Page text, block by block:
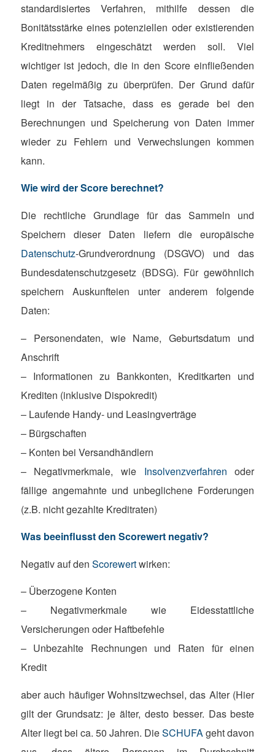
standardisiertes Verfahren, mithilfe dessen die
Bonitätsstärke eines potenziellen oder existierenden
Kreditnehmers eingeschätzt werden soll. Viel
wichtiger ist jedoch, die in den Score einfließenden
Daten regelmäßig zu überprüfen. Der Grund dafür
liegt in der Tatsache, dass es gerade bei den
Berechnungen und Speicherung von Daten immer
wieder zu Fehlern und Verwechslungen kommen
kann.
Wie wird der Score berechnet?
Die rechtliche Grundlage für das Sammeln und
Speichern dieser Daten liefern die europäische
Datenschutz-Grundverordnung (DSGVO) und das
Bundesdatenschutzgesetz (BDSG). Für gewöhnlich
speichern Auskunfteien unter anderem folgende
Daten:
– Personendaten, wie Name, Geburtsdatum und
Anschrift
– Informationen zu Bankkonten, Kreditkarten und
Krediten (inklusive Dispokredit)
– Laufende Handy- und Leasingverträge
– Bürgschaften
– Konten bei Versandhändlern
– Negativmerkmale, wie Insolvenzverfahren oder
fällige angemahnte und unbeglichene Forderungen
(z.B. nicht gezahlte Kreditraten)
Was beeinflusst den Scorewertnegativ?
Negativ auf den Scorewertwirken:
– Überzogene Konten
– Negativmerkmale wie Eidesstattliche
Versicherungen oder Haftbefehle
– Unbezahlte Rechnungen und Raten für einen
Kredit
aber auch häufiger Wohnsitzwechsel, das Alter (Hier
gilt der Grundsatz: je älter, desto besser. Das beste
Alter liegt bei ca. 50 Jahren. DieSCHUFAgeht davon